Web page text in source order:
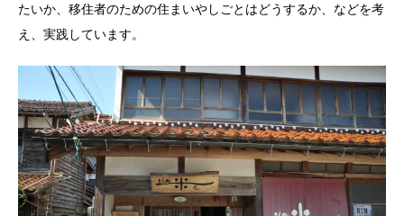
たいか、移住者のための住まいやしごとはどうするか、などを考
え、実践しています。